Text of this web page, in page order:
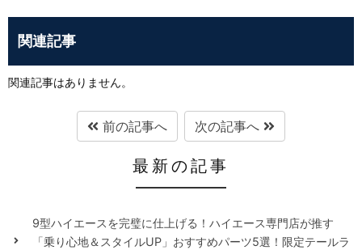
関連記事
関連記事はありません。
前の記事へ 次の記事へ
最新の記事
9型ハイエースを完璧に仕上げる！ハイエース専門店が推す
「乗り心地＆スタイルUP」おすすめパーツ5選！限定テールラ